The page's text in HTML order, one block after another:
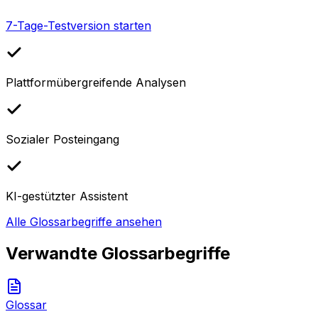
7-Tage-Testversion starten
Plattformübergreifende Analysen
Sozialer Posteingang
KI-gestützter Assistent
Alle Glossarbegriffe ansehen
Verwandte Glossarbegriffe
Glossar